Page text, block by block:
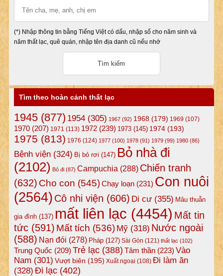
(*) Nhập thông tin bằng Tiếng Việt có dấu, nhập số cho năm sinh và
năm thất lạc, quê quán, nhập tên địa danh cũ nếu nhớ
Tìm theo hoàn cảnh thất lạc
1945(877) 1954(305) 1967(92) 1968(179) 1969 (107)
1970(207) 1971 (113) 1972(239) 1973(145) 1974(193)
1975 (813) 1976 (124) 1977(100) 1978(91) 1979(99) 1980(86)
Bệnh viện(324) Bị bỏ rơi (147) Bỏ nhà đi
(2102) Bỏ đi(87) Campuchia (288) Chiến tranh
(632) Cho con (545)Chạy loạn(231) Con nuôi
(2564) Cô nhi viện (606) Di cư(355) Mâu thuẫn
gia đình(137) mất liên lạc (4454) Mất tin
tức(591) Mất tích (536) Mỹ(318) Nước ngoài
(588) Nạn đói (278) Pháp(127) Sài Gòn (121) thất lạc (102)
Trung Quốc (209) Trẻ lạc(388) Tâm thần(223) Vào
Nam (301) Vượt biên (195) Xuất ngoại (108) Đi làm ăn
(328) Đi lạc(402)